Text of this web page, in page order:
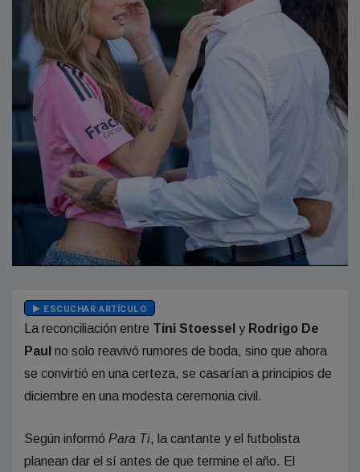
ESCUCHAR ARTÍCULO
La reconciliación entre Tini Stoessel y Rodrigo De
Paul no solo reavivó rumores de boda, sino que ahora
se convirtió en una certeza, se casarían a principios de
diciembre en una modesta ceremonia civil.
Según informó Para Ti, la cantante y el futbolista
planean dar el sí antes de que termine el año. El